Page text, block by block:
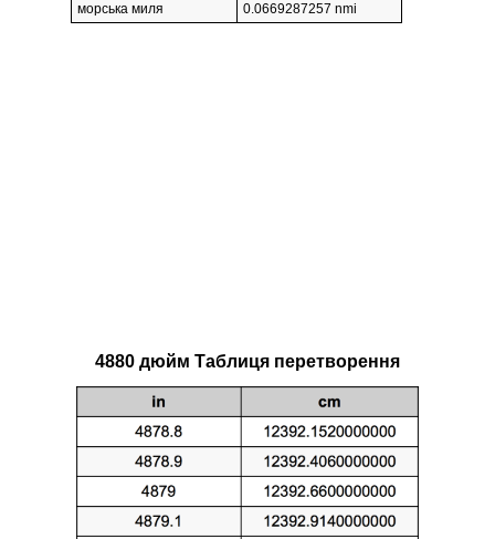
морська миля
0.0669287257 nmi
4880 дюйм Таблиця перетворення